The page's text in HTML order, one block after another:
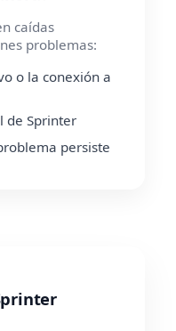
caídas
problemas:
o la conexión a
de Sprinter
persiste